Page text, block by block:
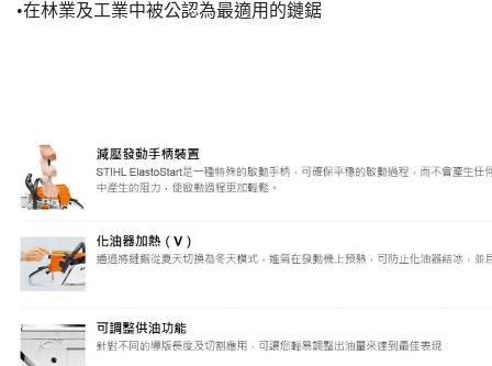
•在林業及工業中被公認為最適用的鏈鋸